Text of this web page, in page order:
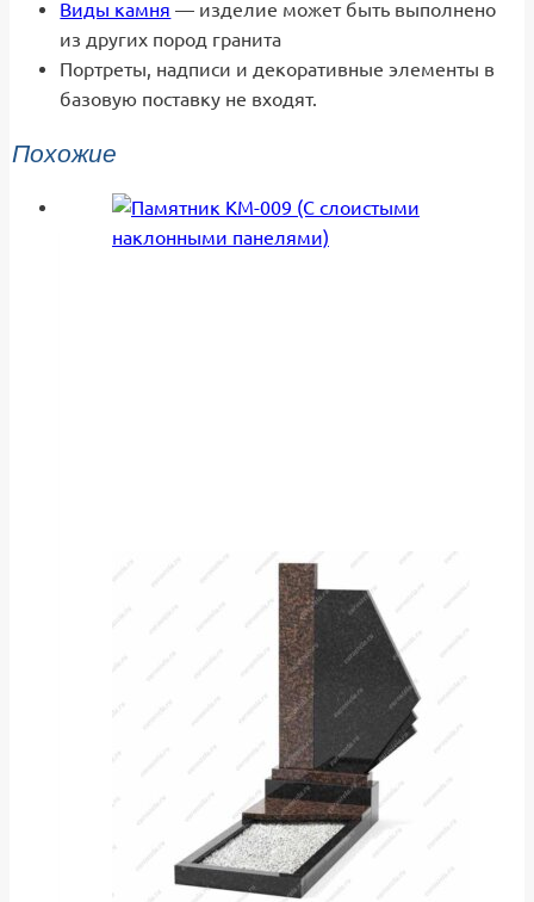
Виды камня — изделие может быть выполнено
из других пород гранита
Портреты, надписи и декоративные элементы в
базовую поставку не входят.
Похожие